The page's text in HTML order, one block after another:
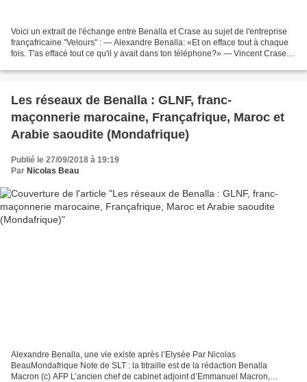
Voici un extrait de l'échange entre Benalla et Crase au sujet de l'entreprise
françafricaine "Velours" : — Alexandre Benalla: «Et on efface tout à chaque
fois. T'as effacé tout ce qu'il y avait dans ton téléphone?» — Vincent Crase:
Les réseaux de Benalla : GLNF, franc-
maçonnerie marocaine, Françafrique, Maroc et
Arabie saoudite (Mondafrique)
Publié le 27/09/2018 à 19:19
Par Nicolas Beau
Alexandre Benalla, une vie existe après l’Elysée Par Nicolas
BeauMondafrique Note de SLT : la titraille est de la rédaction Benalla
Macron (c) AFP L’ancien chef de cabinet adjoint d’Emmanuel Macron,